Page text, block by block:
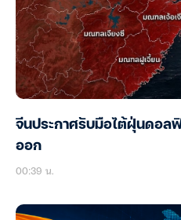
จีนประกาศรับมือไต้ฝุ่นดอล
ออก
00:39 น.